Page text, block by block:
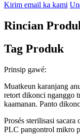
Kirim email ka kami
Rincian
Tag Produk
Prinsip gawé:
Muatkeun karanjang
retort dikonci nganggo
kaamanan. Panto
Prosés sterilisasi
PLC pangontrol mikro